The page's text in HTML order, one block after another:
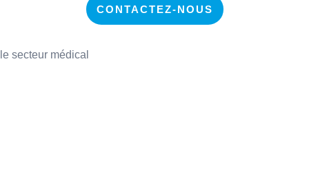
CONTACTEZ-NOUS
le secteur médical